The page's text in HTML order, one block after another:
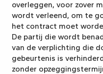
overleggen, voor zover
wordt verleend, om te
het contract moet
De partij die wordt
van de verplichting die
gebeurtenis is
zonder